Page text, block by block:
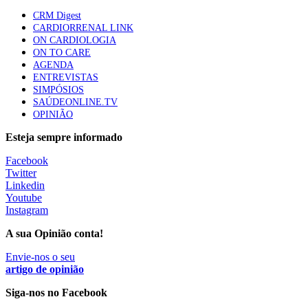
Quase quatro em cada dez doentes com enfarte
apresentavam níveis elevados de Lp(a), revela estudo
86 visualizações
Trodelvy aprovado para primeira linha no cancro da
mama triplo negativo metastático em doentes não
elegíveis para inibidores PD-(L)1
61 visualizações
MAIS NOTÍCIAS
CRM Digest
CARDIORRENAL LINK
ON CARDIOLOGIA
ON TO CARE
AGENDA
ENTREVISTAS
SIMPÓSIOS
SAÚDEONLINE.TV
OPINIÃO
Esteja sempre informado
Facebook
Twitter
Linkedin
Youtube
Instagram
A sua Opinião conta!
Envie-nos o seu
artigo de opinião
Siga-nos no Facebook